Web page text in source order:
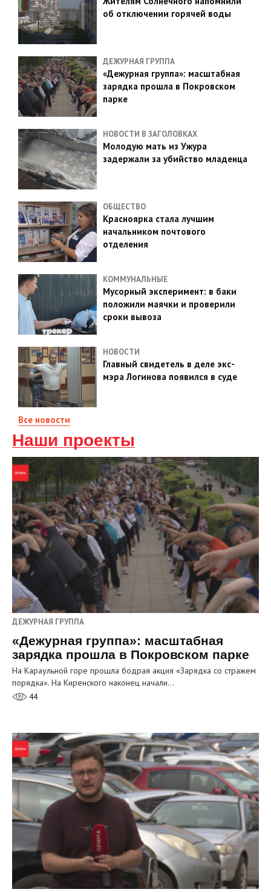
об отключении горячей воды
ДЕЖУРНАЯ ГРУППА
«Дежурная группа»: масштабная
зарядка прошла в Покровском
парке
НОВОСТИ В ЗАГОЛОВКАХ
Молодую мать из Ужура
задержали за убийство младенца
ОБЩЕСТВО
Красноярка стала лучшим
начальником почтового
отделения
КОММУНАЛЬНЫЕ
Мусорный эксперимент: в баки
положили маячки и проверили
сроки вывоза
НОВОСТИ
Главный свидетель в деле экс-
мэра Логинова появился в суде
Все новости
Наши проекты
ДЕЖУРНАЯ ГРУППА
«Дежурная группа»: масштабная
зарядка прошла в Покровском парке
На Караульной горе прошла бодрая акция «Зарядка со стражем
порядка». На Киренского наконец начали…
44